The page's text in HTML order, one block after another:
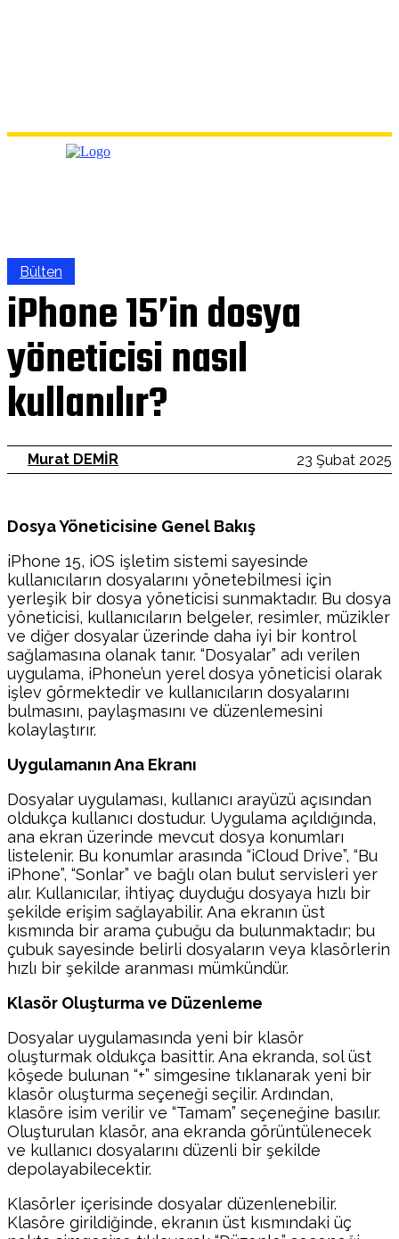
Bülten
iPhone 15’in dosya
yöneticisi nasıl
kullanılır?
23 Şubat 2025
Murat DEMİR
Dosya Yöneticisine Genel Bakış
iPhone 15, iOS işletim sistemi sayesinde
kullanıcıların dosyalarını yönetebilmesi için
yerleşik bir dosya yöneticisi sunmaktadır. Bu dosya
yöneticisi, kullanıcıların belgeler, resimler, müzikler
ve diğer dosyalar üzerinde daha iyi bir kontrol
sağlamasına olanak tanır. “Dosyalar” adı verilen
uygulama, iPhone’un yerel dosya yöneticisi olarak
işlev görmektedir ve kullanıcıların dosyalarını
bulmasını, paylaşmasını ve düzenlemesini
kolaylaştırır.
Uygulamanın Ana Ekranı
Dosyalar uygulaması, kullanıcı arayüzü açısından
oldukça kullanıcı dostudur. Uygulama açıldığında,
ana ekran üzerinde mevcut dosya konumları
listelenir. Bu konumlar arasında “iCloud Drive”, “Bu
iPhone”, “Sonlar” ve bağlı olan bulut servisleri yer
alır. Kullanıcılar, ihtiyaç duyduğu dosyaya hızlı bir
şekilde erişim sağlayabilir. Ana ekranın üst
kısmında bir arama çubuğu da bulunmaktadır; bu
çubuk sayesinde belirli dosyaların veya klasörlerin
hızlı bir şekilde aranması mümkündür.
Klasör Oluşturma ve Düzenleme
Dosyalar uygulamasında yeni bir klasör
oluşturmak oldukça basittir. Ana ekranda, sol üst
köşede bulunan “+” simgesine tıklanarak yeni bir
klasör oluşturma seçeneği seçilir. Ardından,
klasöre isim verilir ve “Tamam” seçeneğine basılır.
Oluşturulan klasör, ana ekranda görüntülenecek
ve kullanıcı dosyalarını düzenli bir şekilde
depolayabilecektir.
Klasörler içerisinde dosyalar düzenlenebilir.
Klasöre girildiğinde, ekranın üst kısmındaki üç